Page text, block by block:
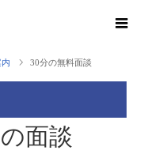
30分の無料面談
面談